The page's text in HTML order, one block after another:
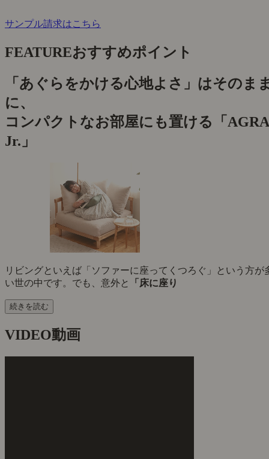
サンプル請求はこちら
FEATUREおすすめポイント
「あぐらをかける心地よさ」はそのま
に、
コンパクトなお部屋にも置ける「AGRA
Jr.」
リビングといえば「ソファーに座ってくつろぐ」という方が
い世の中です。でも、意外と
「床に座り
続きを読む
VIDEO動画